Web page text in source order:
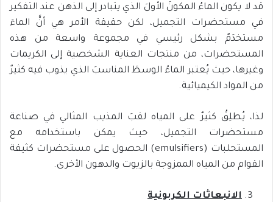
قد لا يكون الماءُ المكونَ الأولَ الذي يتبادر إلى الذهن عند التفكير
في مستحضرات التجميل، لكن حقيقة الأمر هي أنَّ الماءَ
مستخدَمٌ بشكل رئيسي في مجموعة واسعة من هذه
المستحضرات، من منتجات العناية الشخصية إلى الكريمات
وغيرها، حيث يُعتبر الماءُ الوسطَ المناسبَ الذي يذوب فيه كثيرٌ
من المواد الكيميائية.
لذا، يُطلِقُ كثيرٌ على المياه لقبَ المذيب المثالي في صناعة
مستحضرات التجميل، حيث يمكن باستخدامه مع
المستحلبات (emulsifiers) الحصول على مستحضرات كثيفة
القوام من المياه الممزوجة بالزيوت والدهون الأخرى.
الانبعاثات الكربونية